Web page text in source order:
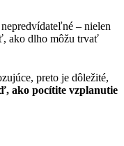
– nielen
ako dlho môžu trvať
preto je dôležité,
ako pocítite vzplanutie